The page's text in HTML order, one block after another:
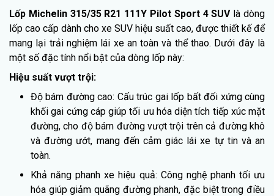
Lốp Michelin 315/35 R21 111Y Pilot Sport 4 SUVlà dòng
lốp cao cấp dành cho xe SUV hiệu suất cao, được thiết kế để
mang lại trải nghiệm lái xe an toàn và thể thao. Dưới đây là
một số đặc tính nổi bật của dòng lốp này:
Hiệu suất vượt trội:
Độ bám đường cao: Cấu trúc gai lốp bất đối xứng cùng
khối gai cứng cáp giúp tối ưu hóa diện tích tiếp xúc mặt
đường, cho độ bám đường vượt trội trên cả đường khô
và đường ướt, mang đến cảm giác lái xe tự tin và an
toàn.
Khả năng phanh xe hiệu quả: Công nghệ phanh tối ưu
hóa giúp giảm quãng đường phanh, đặc biệt trong điều